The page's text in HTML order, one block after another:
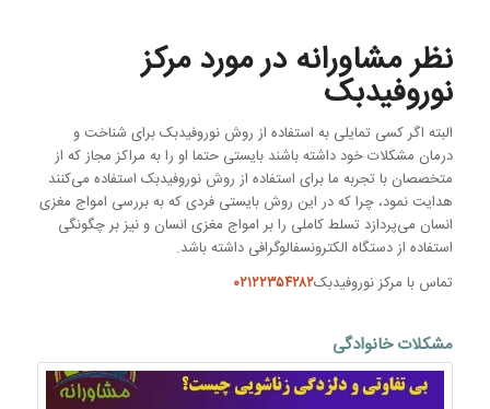
نظر مشاورانه در مورد مرکز
نوروفیدبک
البته اگر کسی تمایلی به استفاده از روش نوروفیدبک برای شناخت و
درمان مشکلات خود داشته باشند بایستی حتما او را به مراکز مجاز که از
متخصصان با تجربه ما برای استفاده از روش نوروفیدبک استفاده می‌کنند
هدایت نمود، چرا که در این روش بایستی فردی که به بررسی امواج مغزی
انسان می‌پردازد تسلط کاملی را بر امواج مغزی انسان و نیز بر چگونگی
استفاده از دستگاه الکترونسفالوگرافی داشته باشد.
تماس با مرکز نوروفیدبک۰۲۱۲۲۳۵۴۲۸۲
مشکلات خانوادگی